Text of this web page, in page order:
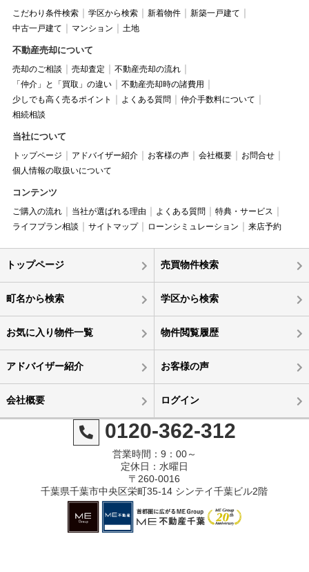
こだわり条件検索 学区から検索 新着物件
新築一戸建て
中古一戸建て
マンション 土地
不動産売却について
売却のご相談 売却査定
不動産売却の流れ
「仲介」と「買取」の違い
不動産売却時の諸費用
少しでも高く売るポイント
よくある質問
仲介手数料について
相続相談
当社について
トップページ アドバイザー紹介 お客様の声 会社概要
お問合せ
個人情報の取扱いについて
コンテンツ
ご購入の流れ 当社が選ばれる理由 よくある質問
特典・サービス
ライフプラン相談
サイトマップ ローンシミュレーション 来店予約
トップページ 売買物件検索
町名から検索 学区から検索
お気に入り物件一覧 物件閲覧履歴
アドバイザー紹介 お客様の声
会社概要 ログイン
0120-362-312
営業時間：9：00～
定休日：水曜日
〒260-0016
千葉県千葉市中央区栄町35-14 シンテイ千葉ビル2階